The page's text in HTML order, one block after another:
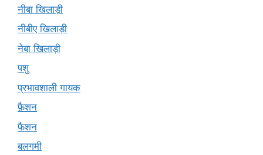
नीबा खिलाड़ी
नीबीए खिलाड़ी
नेबा खिलाड़ी
पशु
प्रभावशाली गायक
फ़ैशन
फैशन
बलगमी